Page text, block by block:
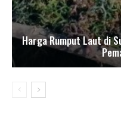
Harga Rumput Laut di